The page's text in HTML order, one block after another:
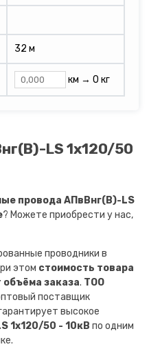
32 м
км → 0 кг
LS 1х120/50
провода АПвВнг(B)-LS
? Можете приобрести у нас,
проводники в
этом стоимость товара
заказа. ТОО
поставщик
высокое
1х120/50 - 10кВ по одним